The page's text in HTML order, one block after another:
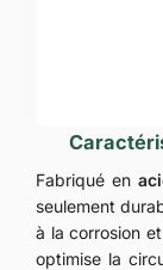
Fabriqué en
seulement
à la corrosion
optimise la